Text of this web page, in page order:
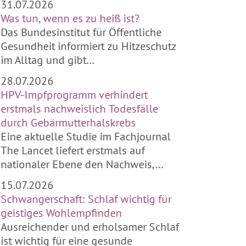
31.07.2026
Was tun, wenn es zu heiß ist?
Das Bundesinstitut für Öffentliche
Gesundheit informiert zu Hitzeschutz
im Alltag und gibt...
28.07.2026
HPV-Impfprogramm verhindert
erstmals nachweislich Todesfälle
durch Gebärmutterhalskrebs
Eine aktuelle Studie im Fachjournal
The Lancet liefert erstmals auf
nationaler Ebene den Nachweis,...
15.07.2026
Schwangerschaft: Schlaf wichtig für
geistiges Wohlempfinden
Ausreichender und erholsamer Schlaf
ist wichtig für eine gesunde